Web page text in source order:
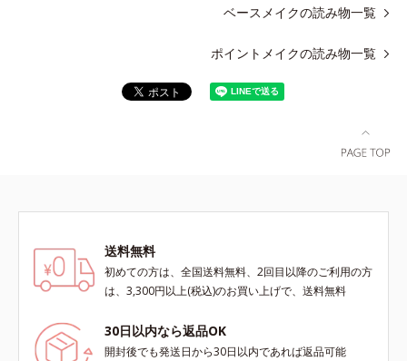
ベースメイクの読み物一覧
ポイントメイクの読み物一覧
送料無料
初めての方は、全国送料無料、2回目以降のご利用の方
は、3,300円以上(税込)のお買い上げで、送料無料
30日以内なら返品OK
開封後でも発送日から30日以内であれば返品可能